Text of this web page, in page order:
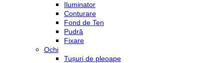
Iluminator
Conturare
Fond de Ten
Pudră
Fixare
Ochi
Tușuri de pleoape